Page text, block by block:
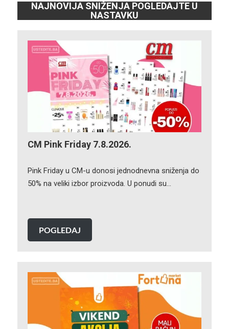
NAJNOVIJA SNIŽENJA POGLEDAJTE U
NASTAVKU
CM Pink Friday 7.8.2026.
Pink Friday u CM-u donosi jednodnevna sniženja do
50% na veliki izbor proizvoda. U ponudi su…
POGLEDAJ